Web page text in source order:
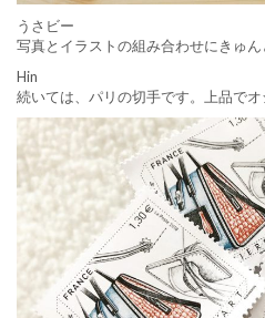
うさビー
写真とイラストの組み合わせにきゅん
Hin
続いては、パリの切手です。上品でオ